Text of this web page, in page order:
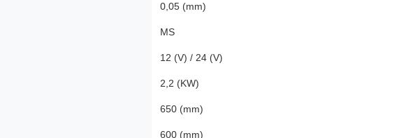
0,05 (mm)
MS
12 (V) / 24 (V)
2,2 (KW)
650 (mm)
600 (mm)